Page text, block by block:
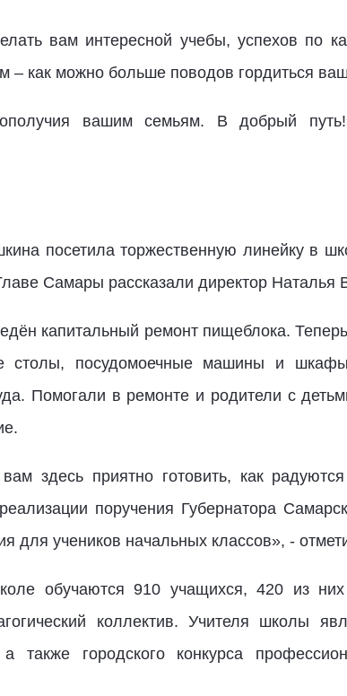
вам интересной учебы, успехов по
– как можно больше поводов гордиться
вашим семьям. В добрый
посетила торжественную линейку в
Самары рассказали директор Наталья
капитальный ремонт пищеблока.
столы, посудомоечные машины и
Помогали в ремонте и родители с
здесь приятно готовить, как
поручения Губернатора
для учеников начальных классов», -
обучаются 910 учащихся, 420 из
коллектив. Учителя школы
также городского конкурса